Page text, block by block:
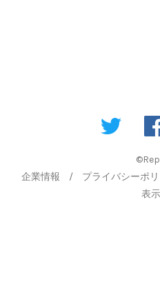
企業情報
/ プライバシーポ
表示